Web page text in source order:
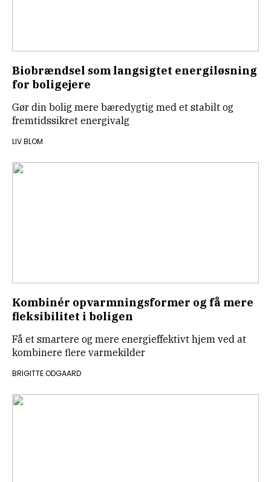
Biobrændsel som langsigtet energiløsning
for boligejere
Gør din bolig mere bæredygtig med et stabilt og
fremtidssikret energivalg
LIV BLOM
Kombinér opvarmningsformer og få mere
fleksibilitet i boligen
Få et smartere og mere energieffektivt hjem ved at
kombinere flere varmekilder
BRIGITTE ODGAARD